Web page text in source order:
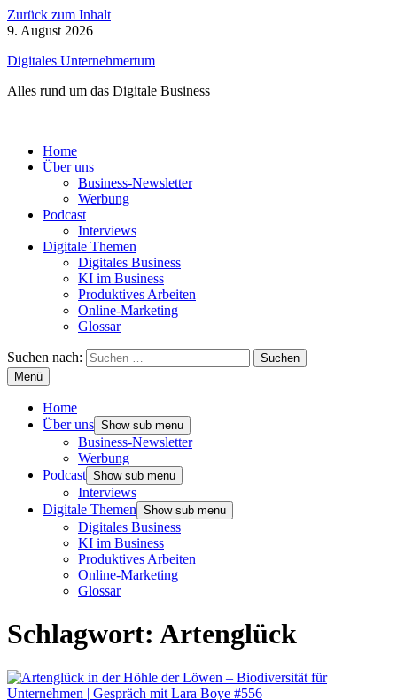
Zurück zum Inhalt
9. August 2026
Digitales Unternehmertum
Alles rund um das Digitale Business
Home
Über uns
Business-Newsletter
Werbung
Podcast
Interviews
Digitale Themen
Digitales Business
KI im Business
Produktives Arbeiten
Online-Marketing
Glossar
Suchen nach:
Menü
Home
Über uns Show sub menu
Business-Newsletter
Werbung
Podcast Show sub menu
Interviews
Digitale Themen Show sub menu
Digitales Business
KI im Business
Produktives Arbeiten
Online-Marketing
Glossar
Schlagwort: Artenglück